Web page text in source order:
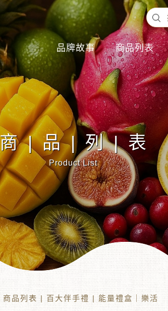
品牌故事 商品列表
商|品|列|表
Product List
商品列表 | 百大伴手禮 | 能量禮盒｜樂活